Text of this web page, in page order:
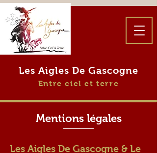
Les Aigles De Gascogne
Entre ciel et terre
Mentions légales
Les Aigles De Gascogne & Le